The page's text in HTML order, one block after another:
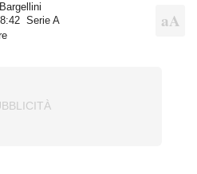
Serie A